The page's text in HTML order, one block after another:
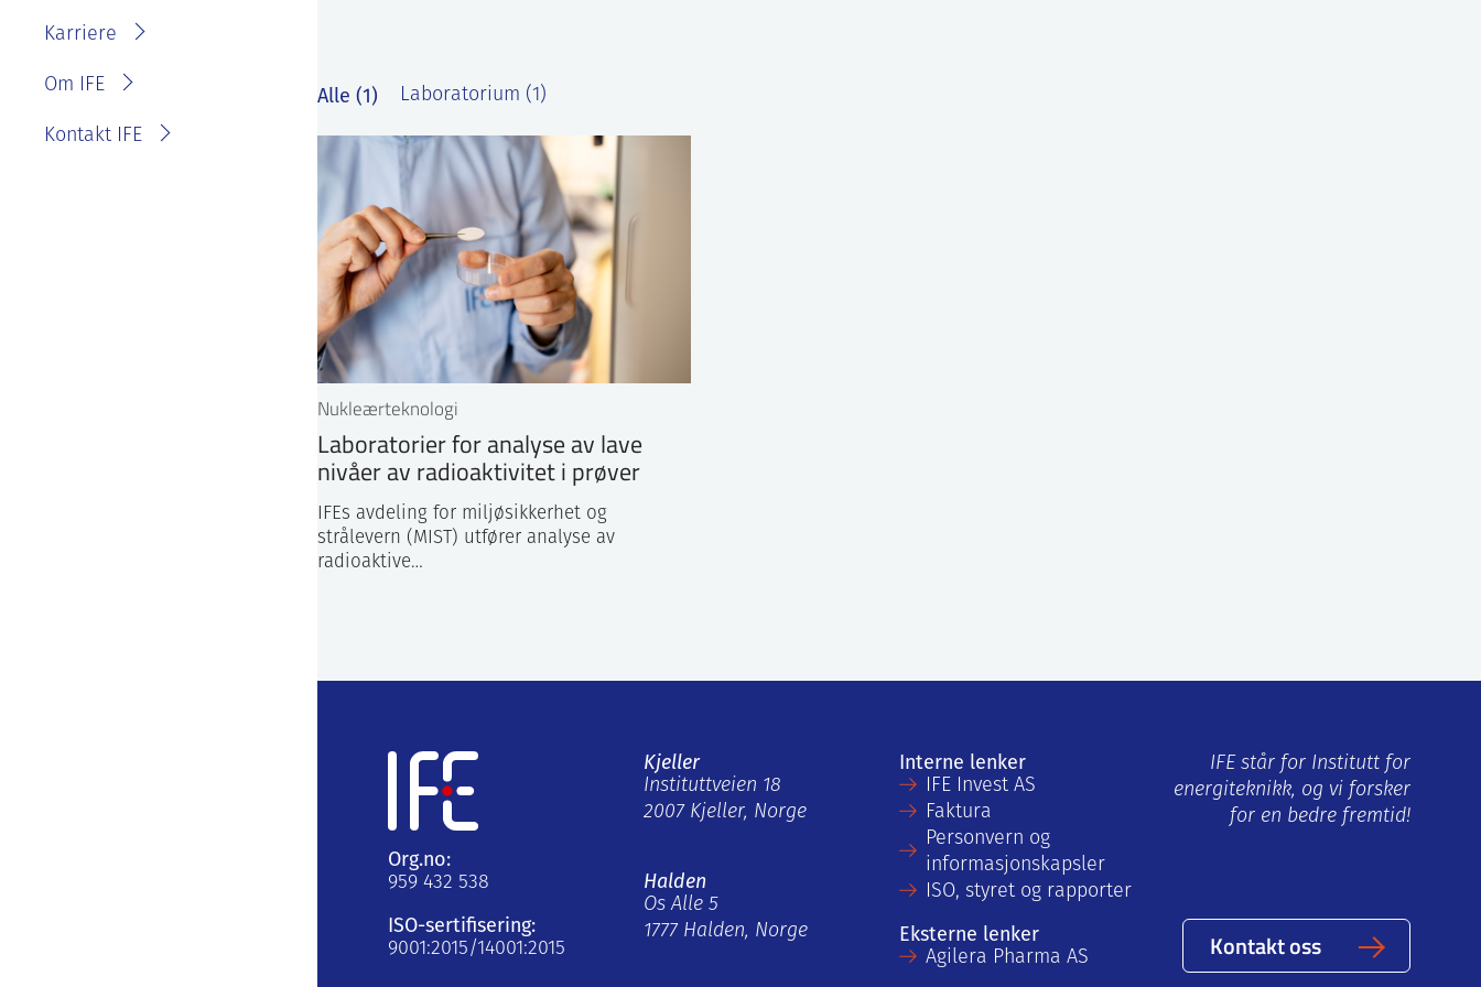
Karriere
Om IFE
Personvernerklæring for
Kontakt IFE
Fakturainformasjon
Varsling eller melde
Alle (1) Laboratorium (1)
Nukleærteknologi
Laboratorier for analyse av lave
nivåer av radioaktivitet i prøver
IFEs avdeling for miljøsikkerhet og
strålevern (MIST) utfører analyse av
radioaktive…
Org.no:
959 432 538
ISO-sertifisering:
9001:2015/14001:2015
Kjeller
Instituttveien 18
2007 Kjeller, Norge
Halden
Os Alle 5
1777 Halden, Norge
Interne lenker
IFE Invest AS
Faktura
Personvern og
informasjonskapsler
ISO, styret og rapporter
Eksterne lenker
Agilera Pharma AS
IFE står for Institutt for
energiteknikk, og vi forsker
for en bedre fremtid!
Kontakt oss